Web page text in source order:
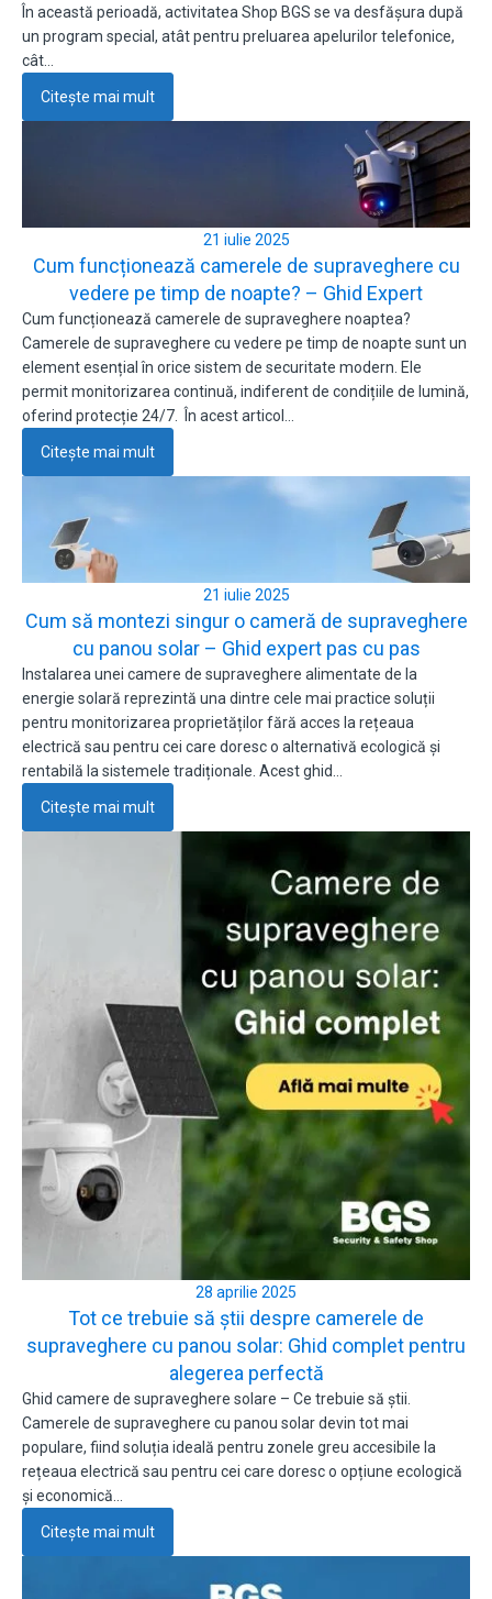
În această perioadă, activitatea Shop BGS se va desfășura după
un program special, atât pentru preluarea apelurilor telefonice,
cât…
Citește mai mult
21 iulie 2025
Cum funcționează camerele de supraveghere cu
vedere pe timp de noapte? – Ghid Expert
Cum funcționează camerele de supraveghere noaptea?
Camerele de supraveghere cu vedere pe timp de noapte sunt un
element esențial în orice sistem de securitate modern. Ele
permit monitorizarea continuă, indiferent de condițiile de lumină,
oferind protecție 24/7. În acest articol…
Citește mai mult
21 iulie 2025
Cum să montezi singur o cameră de supraveghere
cu panou solar – Ghid expert pas cu pas
Instalarea unei camere de supraveghere alimentate de la
energie solară reprezintă una dintre cele mai practice soluții
pentru monitorizarea proprietăților fără acces la rețeaua
electrică sau pentru cei care doresc o alternativă ecologică și
rentabilă la sistemele tradiționale. Acest ghid…
Citește mai mult
28 aprilie 2025
Tot ce trebuie să știi despre camerele de
supraveghere cu panou solar: Ghid complet pentru
alegerea perfectă
Ghid camere de supraveghere solare – Ce trebuie să știi.
Camerele de supraveghere cu panou solar devin tot mai
populare, fiind soluția ideală pentru zonele greu accesibile la
rețeaua electrică sau pentru cei care doresc o opțiune ecologică
și economică…
Citește mai mult